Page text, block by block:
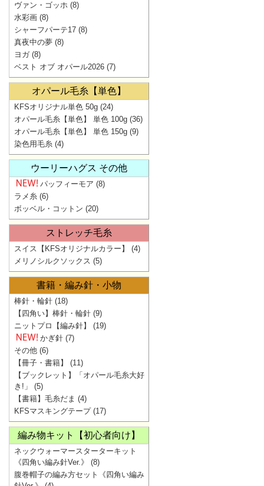
ヴァン・ゴッホ (8)
水彩画 (8)
シャーフパーテ17 (8)
真夜中の夢 (8)
ヨガ(8)
ベスト オブ オパール2026 (7)
オパール毛糸【単色】
KFSオリジナル単色 50g (24)
オパール毛糸【単色】 単色 100g (36)
オパール毛糸【単色】 単色 150g (9)
染色用毛糸 (4)
ウーリーハグス その他
パッフィーモア (8)
ラメ糸 (6)
ボッベル・コットン (20)
ストレッチ毛糸
スイス【KFSオリジナルカラー】
(4)
メリノシルクソックス (5)
書籍・編み針・小物
棒針・輪針 (18)
【四角い】棒針・輪針 (9)
ニットプロ【編み針】
(19)
かぎ針 (7)
その他 (6)
【冊子・書籍】
(11)
【ブックレット】「オパール毛糸大好
き!」
(5)
【書籍】毛糸だま (4)
KFSマスキングテープ(17)
編み物キット【初心者向け】
ネックウォーマースターターキット
《四角い編み針Ver.》
(8)
腹巻帽子の編み方セット《四角い編み